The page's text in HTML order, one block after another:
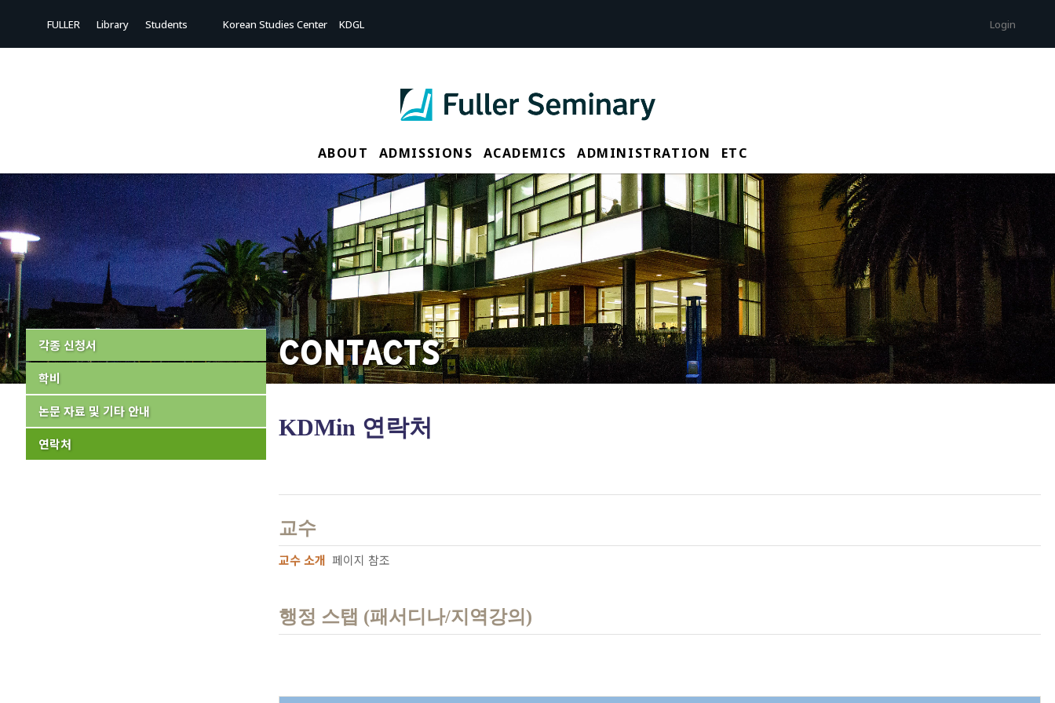
FULLER Library Students Korean Studies Center KDGL Login
ABOUT ADMISSIONS ACADEMICS ADMINISTRATION ETC
각종 신청서
학비
논문 자료 및 기타 안내
연락처
CONTACTS
KDMin 연락처
교수
교수 소개 페이지 참조
행정 스탭 (패서디나/지역강의)